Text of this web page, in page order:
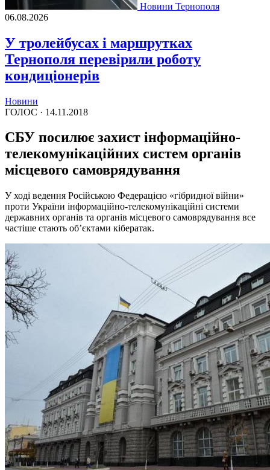
Новини Тернополя
06.08.2026
У тролейбусах і маршрутках
Тернополя перевірили роботу
кондиціонерів
Новини
ГОЛОС · 14.11.2018
СБУ посилює захист інформаційно-
телекомунікаційних систем органів
місцевого самоврядування
У ході ведення Російською Федерацією «гібридної війни»
проти України інформаційно-телекомунікаційні системи
державних органів та органів місцевого самоврядування все
частіше стають об’єктами кібератак.